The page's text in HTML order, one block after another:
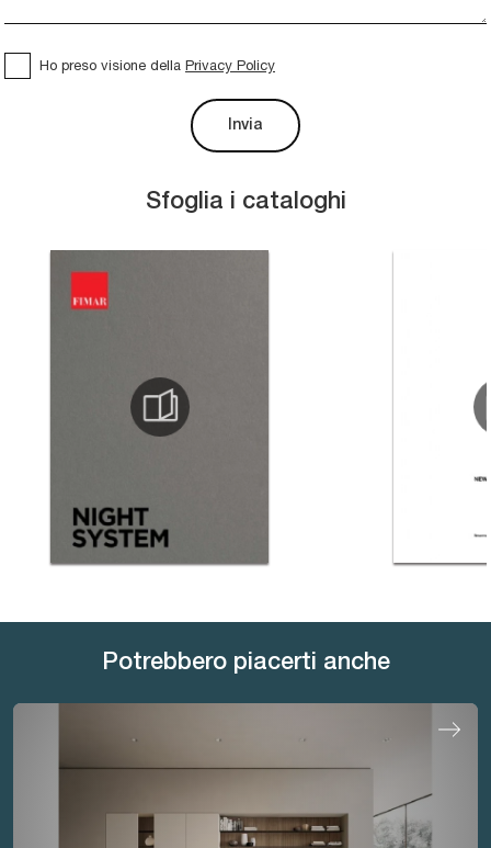
Sfoglia i cataloghi
Ho preso visione della Privacy Policy
Invia
Potrebbero piacerti anche